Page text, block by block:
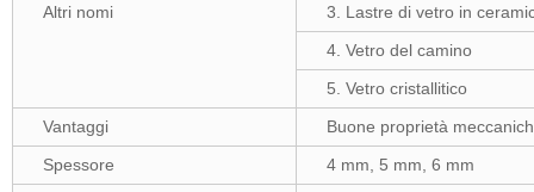
Altri nomi
3. Lastre di vetro in
4. Vetro del camino
5. Vetro cristallitico
Vantaggi
Buone proprietà
Spessore
4 mm, 5 mm, 6 mm